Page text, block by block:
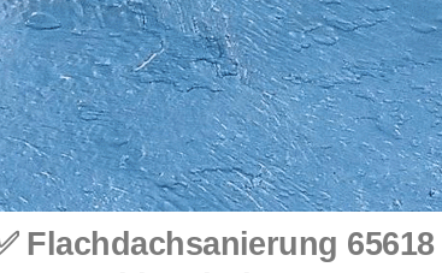
Flachdachsanierung